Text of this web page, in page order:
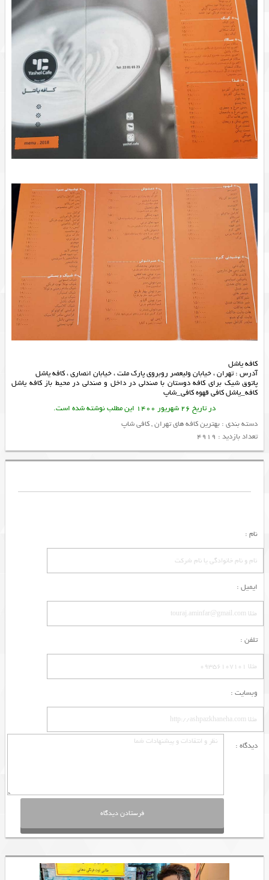
کافه یاشل
آدرس : تهران ، خیابان ولیعصر روبروی پارک ملت ، خیابان انصاری ، کافه یاشل
پاتوق شیک برای کافه دوستان با صندلی در داخل و صندلی در محیط باز کافه یاشل
کافه_یاشل کافی قهوه کافی_شاپ
در تاریخ 26 شهریور 1400 این مطلب نوشته شده است.
دسته بندی : بهترین کافه های تهران,کافی شاپ
تعداد بازدید : 4919
نام :
ایمیل :
تلفن :
وبسایت :
دیدگاه :